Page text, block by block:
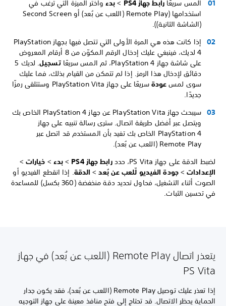
المس سريعًارابط جهاز PS4 >بدءواختر الميزة التي ترغب في
استخدامها (Remote Play (اللعب عن بُعد) أو Second Screen
(الشاشة الثانية)).
إذا كانت هذه هي المرة الأولى التي تتصل فيها بجهاز PlayStation
4 لديك، فينبغي عليك إدخال الرقم المكوّن من 8 أرقام المعروض
على شاشة جهاز PlayStation 4، ثم المس سريعًا
تسجيل
. لديك 5
دقائق لإدخال هذا الرمز. إذا لم تتمكن من القيام بذلك، فما عليك
سوى لمسعودة
سريعًا على جهاز PlayStation Vita وستتلقى رمزًا
جديدًا.
سيبحث جهاز PlayStation Vita عن جهاز PlayStation 4 الخاص بك
ويتصل عبر أفضل طريقة اتصال. سترى رسالة تنبيه على جهاز
PlayStation 4 الخاص بك تفيد بأن المستخدم قد اتصل عبر
Remote Play (اللعب عن بُعد).
لضبط الدقة على جهاز PS Vita، حدد
رابط جهاز PS4 >بدء>خيارات>
الإعدادات>جودة الفيديو لّلعب عن بُعد>الدقة. إذا انقطع الفيديو أو
الصوت أثناء التشغيل، فحاول تحديد دقة منخفضة (360 بكسل) للمساعدة
في تحسين الثبات.
يتعذر اتصال Remote Play (اللعب عن بُعد) في جهاز
PS Vita
إذا تعذر عليك توصيل Remote Play (اللعب عن بُعد)، فقد يكون جدار
الحماية يحظر الاتصال. قد تحتاج إلى فتح منافذ معينة على جهاز التوجيه